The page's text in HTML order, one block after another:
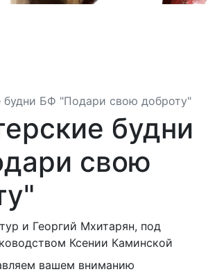
будни БФ "Подари свою доброту"
будни
свою
и Георгий Мхитарян, под
Ксении Каминской
вашем вниманию